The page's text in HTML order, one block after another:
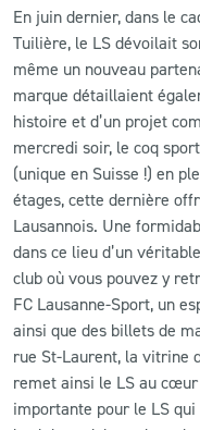
En juin dernier, dans le
Tuilière, le LS dévoilait
même un nouveau
marque détaillaient
histoire et d’un projet
mercredi soir, le coq
(unique en Suisse !) en
étages, cette dernière
Lausannois. Une
dans ce lieu d’un
club où vous pouvez y
FC Lausanne-Sport, un
ainsi que des billets de
rue St-Laurent, la vitrine
remet ainsi le LS au
importante pour le LS